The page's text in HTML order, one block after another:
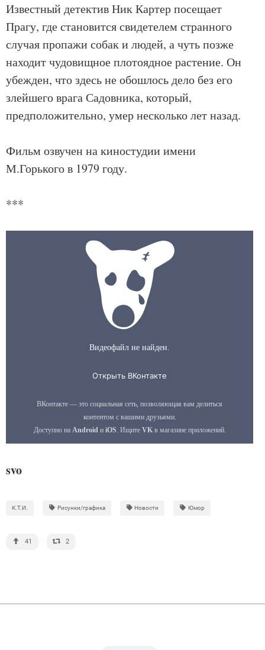
Известный детектив Ник Картер посещает
Прагу, где становится свидетелем странного
случая пропажи собак и людей, а чуть позже
находит чудовищное плотоядное растение. Он
убежден, что здесь не обошлось дело без его
злейшего врага Садовника, который,
предположительно, умер несколько лет назад.
Фильм озвучен на киностудии имени
М.Горького в 1979 году.
***
svo
К.Т.И. Рисунки/графика Новости Юмор
41 2